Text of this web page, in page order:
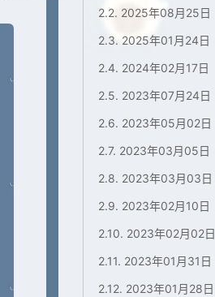
2.2. 2025年08月25日
2.3. 2025年01月24日
2.4. 2024年02月17日
2.5. 2023年07月24日
2.6. 2023年05月02日
2.7. 2023年03月05日
2.8. 2023年03月03日
2.9. 2023年02月10日
2.10. 2023年02月02日
2.11. 2023年01月31日
2.12. 2023年01月28日